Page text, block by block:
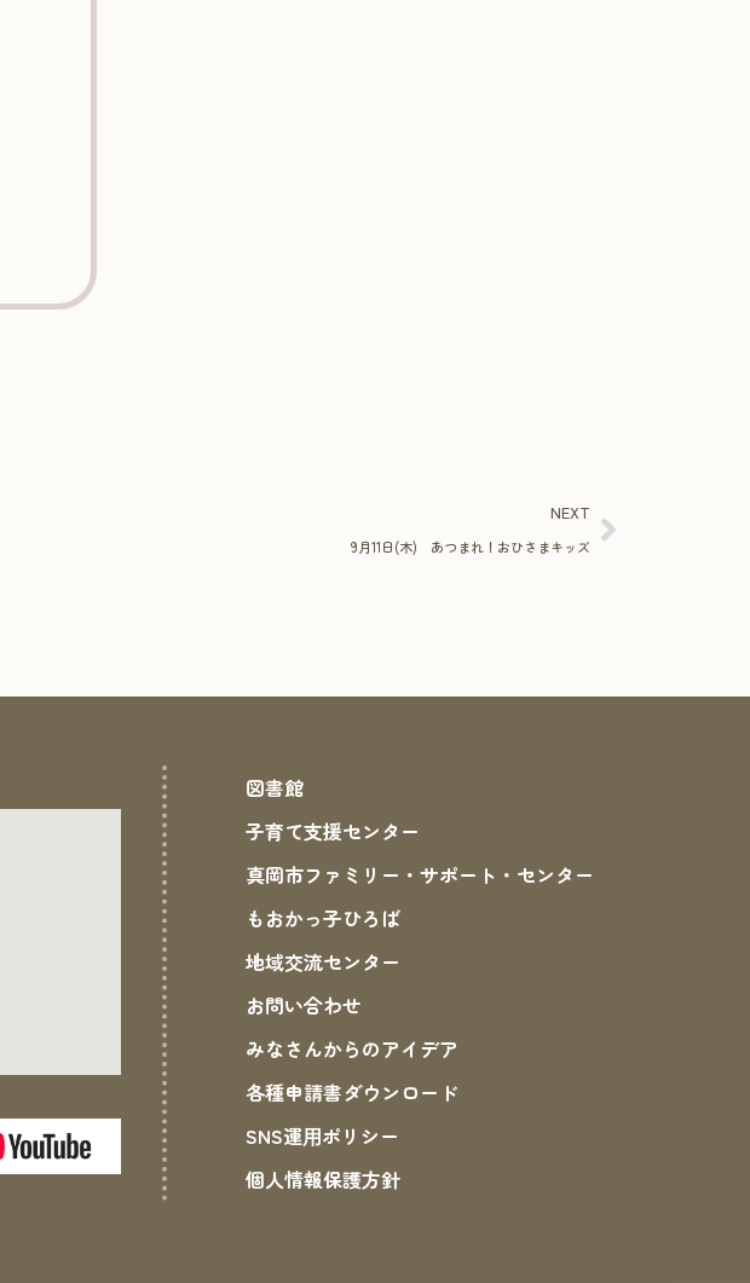
NEXT
9月11日(木) あつまれ！おひさまキッズ
図書館
子育て支援センター
真岡市ファミリー・サポート・センター
もおかっ子ひろば
地域交流センター
お問い合わせ
みなさんからのアイデア
各種申請書ダウンロード
SNS運⽤ポリシー
個人情報保護方針